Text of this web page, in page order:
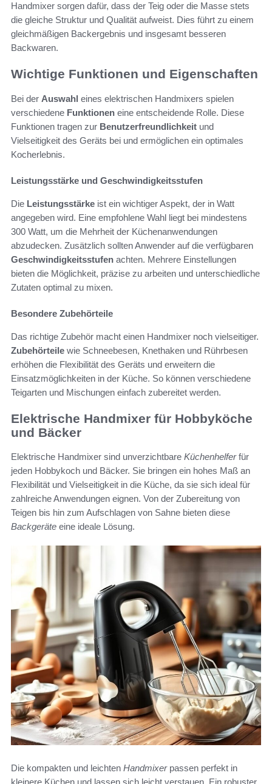
Handmixer sorgen dafür, dass der Teig oder die Masse stets
die gleiche Struktur und Qualität aufweist. Dies führt zu einem
gleichmäßigen Backergebnis und insgesamt besseren
Backwaren.
Wichtige Funktionen und Eigenschaften
Bei der Auswahl eines elektrischen Handmixers spielen
verschiedene Funktionen eine entscheidende Rolle. Diese
Funktionen tragen zur Benutzerfreundlichkeit und
Vielseitigkeit des Geräts bei und ermöglichen ein optimales
Kocherlebnis.
Leistungsstärke und Geschwindigkeitsstufen
Die Leistungsstärke ist ein wichtiger Aspekt, der in Watt
angegeben wird. Eine empfohlene Wahl liegt bei mindestens
300 Watt, um die Mehrheit der Küchenanwendungen
abzudecken. Zusätzlich sollten Anwender auf die verfügbaren
Geschwindigkeitsstufen achten. Mehrere Einstellungen
bieten die Möglichkeit, präzise zu arbeiten und unterschiedliche
Zutaten optimal zu mixen.
Besondere Zubehörteile
Das richtige Zubehör macht einen Handmixer noch vielseitiger.
Zubehörteile wie Schneebesen, Knethaken und Rührbesen
erhöhen die Flexibilität des Geräts und erweitern die
Einsatzmöglichkeiten in der Küche. So können verschiedene
Teigarten und Mischungen einfach zubereitet werden.
Elektrische Handmixer für Hobbyköche
und Bäcker
Elektrische Handmixer sind unverzichtbare Küchenhelferfür
jeden Hobbykoch und Bäcker. Sie bringen ein hohes Maß an
Flexibilität und Vielseitigkeit in die Küche, da sie sich ideal für
zahlreiche Anwendungen eignen. Von der Zubereitung von
Teigen bis hin zum Aufschlagen von Sahne bieten diese
Backgeräte eine ideale Lösung.
Die kompakten und leichten Handmixerpassen perfekt in